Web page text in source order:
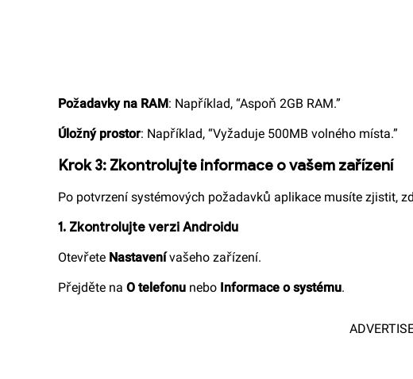
Požadavky na RAM: Například, “Aspoň 2GB RAM.”
Úložný prostor: Například, “Vyžaduje 500MB volného místa.”
Krok 3: Zkontrolujte informace o vašem zařízení
Po potvrzení systémových požadavků aplikace musíte zjistit,
1. Zkontrolujte verzi Androidu
Otevřete Nastavenívašeho zařízení.
Přejděte na O telefonu nebo Informace o systému.